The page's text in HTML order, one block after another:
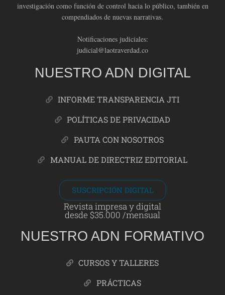
investigación como función de control hacia lo público, también en
compendiados de nuevas narrativas.
Notificaciones judiciales:
judicial@laotraverdad.co
NUESTRO ADN DIGITAL
INFORME TRANSPARENCIA JTI
POLÍTICAS DE PRIVACIDAD
PAUTA CON NOSOTROS
MANUAL DE DIRECTRIZ EDITORIAL
SUSCRIPCIÓN DIGITAL
Revista impresa y digital
desde $35.000 /mensual
NUESTRO ADN FORMATIVO
CURSOS Y TALLERES
PRÁCTICAS